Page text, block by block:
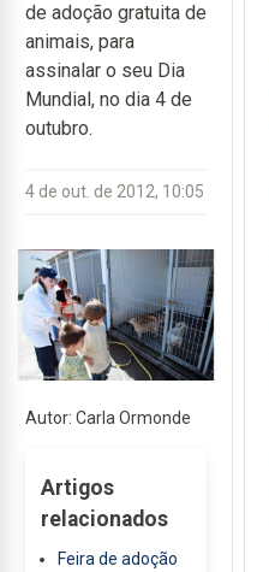
de adoção gratuita de
animais, para
assinalar o seu Dia
Mundial, no dia 4 de
outubro.
4 de out. de 2012, 10:05
Autor: Carla Ormonde
Artigos
relacionados
Feira de adoção